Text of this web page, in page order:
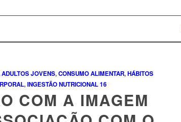
ADULTOS JOVENS,CONSUMO ALIMENTAR,HÁBITOS
,INGESTÃO NUTRICIONAL16
COM A IMAGEM